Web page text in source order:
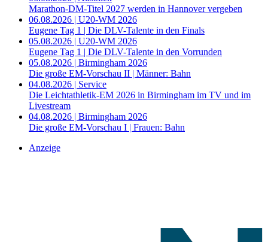
Marathon-DM-Titel 2027 werden in Hannover vergeben
06.08.2026 | U20-WM 2026
Eugene Tag 1 | Die DLV-Talente in den Finals
05.08.2026 | U20-WM 2026
Eugene Tag 1 | Die DLV-Talente in den Vorrunden
05.08.2026 | Birmingham 2026
Die große EM-Vorschau II | Männer: Bahn
04.08.2026 | Service
Die Leichtathletik-EM 2026 in Birmingham im TV und im
Livestream
04.08.2026 | Birmingham 2026
Die große EM-Vorschau I | Frauen: Bahn
Anzeige